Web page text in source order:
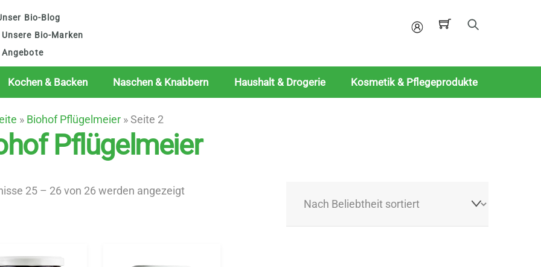
Bio-Blog
Unsere Bio-Marken
Angebote
Mein
Kochen & Backen Naschen & Knabbern Haushalt & Drogerie Kosmetik & Pflegeprodukte
» Biohof Pflügelmeier»Seite 2
Pflügelmeier
25 – 26 von 26 werden angezeigtNach